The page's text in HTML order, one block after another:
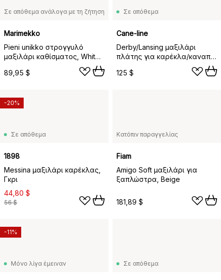
Σε απόθεμα ανάλογα με τη ζήτηση
Marimekko
Pieni unikko στρογγυλό
μαξιλάρι καθίσματος, White-
blueberry-cold blue-dark
brown
89,95 $
Σε απόθεμα
Cane-line
Derby/Lansing μαξιλάρι
πλάτης για καρέκλα/καναπέ,
125 $
Σε απόθεμα
1898
Messina μαξιλάρι καρέκλας,
Γκρι
44,80 $
56 $
-20%
Κατόπιν παραγγελίας
Fiam
Amigo Soft μαξιλάρι για
ξαπλώστρα, Beige
181,89 $
Μόνο λίγα έμειναν
-11%
Σε απόθεμα